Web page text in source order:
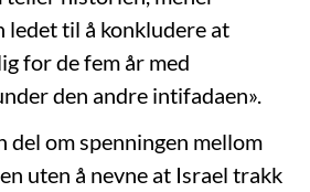
ledet til å konkludere at
for de fem år med
den andre intifadaen».
del om spenningen mellom
uten å nevne at Israel trakk